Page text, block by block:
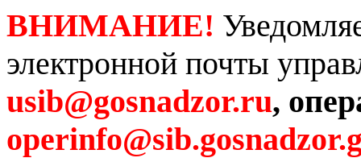
ВНИМАНИЕ!
электронной почты
usib@gosnadzor.ru,